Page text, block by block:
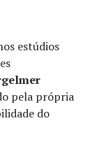
estúdios
pela própria
do